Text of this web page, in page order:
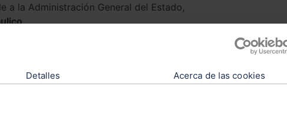
Detalles Acerca de las cookies
a la Administración General del Estado,
.
del trámite de consulta previa y
tras argumentar que “no hay
trámite.
van a ubicar las plantas fotovoltaicas
como son: medio ambiente,